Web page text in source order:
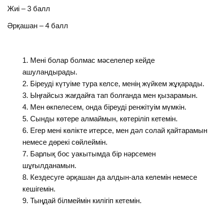
Жиі – 3 балл
Әрқашан – 4 балл
Мені болар болмас мәселелер кейде
ашуландырады.
Біреуді күтуіме тура келсе, менің жүйкем жұқарады.
Ыңғайсыз жағдайға тап болғанда мен қызарамын.
Мен өкпелесем, онда біреуді ренжітуім мүмкін.
Сынды көтере алмаймын, көтеріліп кетемін.
Егер мені көлікте итерсе, мен дәл солай қайтарамын
немесе дөрекі сөйлеймін.
Барлық бос уакытымда бір нәрсемен
шұғылданамын.
Кездесуге әрқашан да алдын-ала келемін немесе
кешігемін.
Тыңдай білмеймін килігіп кетемін.